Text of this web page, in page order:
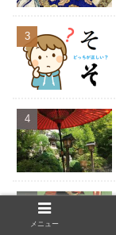
メニュー